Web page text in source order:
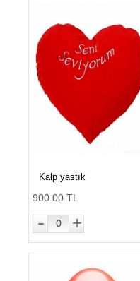
Kalp yastık
900.00 TL
- 0 +